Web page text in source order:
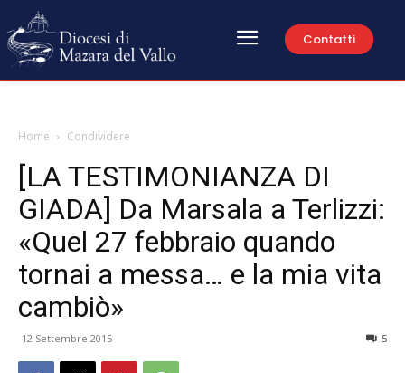
Contatti
Home Condividere
[LA TESTIMONIANZA DI
GIADA] Da Marsala a Terlizzi:
«Quel 27 febbraio quando
tornai a messa… e la mia vita
cambiò»
12 Settembre 2015 5